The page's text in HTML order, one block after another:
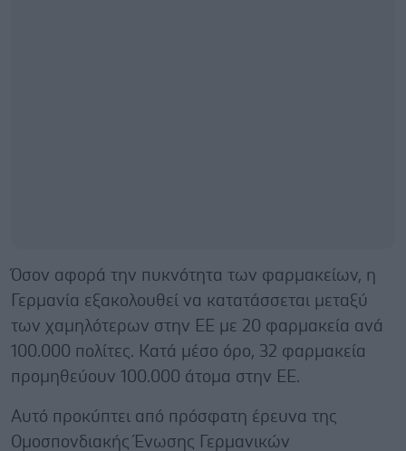
Όσον αφορά την πυκνότητα των φαρμακείων, η
Γερμανία εξακολουθεί να κατατάσσεται μεταξύ
των χαμηλότερων στην ΕΕ με 20 φαρμακεία ανά
100.000 πολίτες. Κατά μέσο όρο, 32 φαρμακεία
προμηθεύουν 100.000 άτομα στην ΕΕ.
Αυτό προκύπτει από πρόσφατη έρευνα της
Ομοσπονδιακής Ένωσης Γερμανικών